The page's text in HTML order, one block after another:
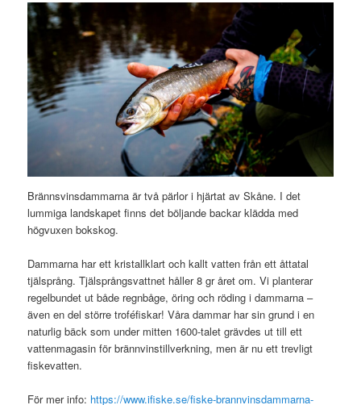
Brännsvinsdammarna är två pärlor i hjärtat av Skåne. I det
lummiga landskapet finns det böljande backar klädda med
högvuxen bokskog.
Dammarna har ett kristallklart och kallt vatten från ett åttatal
tjälsprång. Tjälsprångsvattnet håller 8 gr året om. Vi planterar
regelbundet ut både regnbåge, öring och röding i dammarna –
även en del större troféfiskar! Våra dammar har sin grund i en
naturlig bäck som under mitten 1600-talet grävdes ut till ett
vattenmagasin för brännvinstillverkning, men är nu ett trevligt
fiskevatten.
För mer info: https://www.ifiske.se/fiske-brannvinsdammarna-